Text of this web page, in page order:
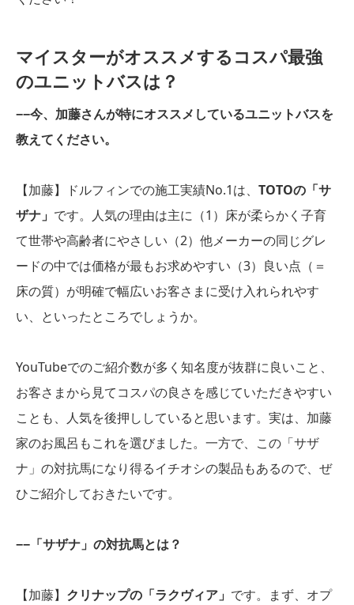
マイスターがオススメするコスパ最強
のユニットバスは？
−−今、加藤さんが特にオススメしているユニットバスを
教えてください。
【加藤】ドルフィンでの施工実績No.1は、 TOTOの「サ
ザナ」 です。人気の理由は主に（1）床が柔らかく子育
て世帯や高齢者にやさしい（2）他メーカーの同じグレ
ードの中では価格が最もお求めやすい（3）良い点（＝
床の質）が明確で幅広いお客さまに受け入れられやす
い、といったところでしょうか。
YouTubeでのご紹介数が多く知名度が抜群に良いこと、
お客さまから見てコスパの良さを感じていただきやすい
ことも、人気を後押ししていると思います。実は、加藤
家のお風呂もこれを選びました。一方で、この「サザ
ナ」の対抗馬になり得るイチオシの製品もあるので、ぜ
ひご紹介しておきたいです。
−−「サザナ」の対抗馬とは？
【加藤】 クリナップの「ラクヴィア」 です。まず、オプ